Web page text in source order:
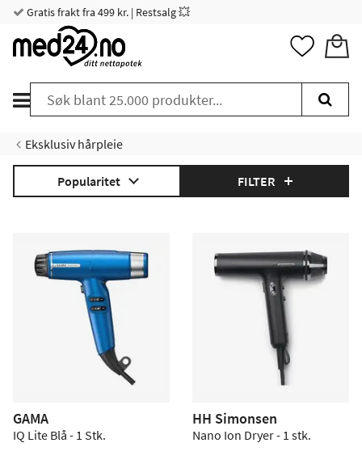
Gratis frakt fra 499 kr. | Restsalg 💥
Eksklusiv hårpleie
Popularitet FILTER
GAMA
IQ Lite Blå - 1 Stk.
HH Simonsen
Nano Ion Dryer - 1 stk.